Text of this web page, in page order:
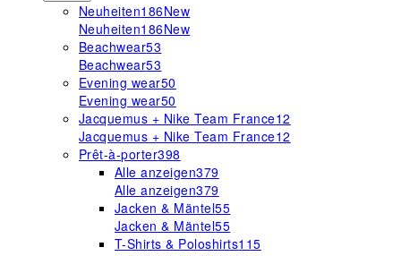
Neuheiten186New
Neuheiten186New
Beachwear53
Beachwear53
Evening wear50
Evening wear50
Jacquemus + Nike Team France12
Jacquemus + Nike Team France12
Prêt-à-porter398
Alle anzeigen379
Alle anzeigen379
Jacken & Mäntel55
Jacken & Mäntel55
T-Shirts & Poloshirts115